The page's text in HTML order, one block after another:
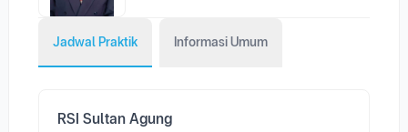
Jadwal Praktik Informasi Umum
RSI Sultan Agung